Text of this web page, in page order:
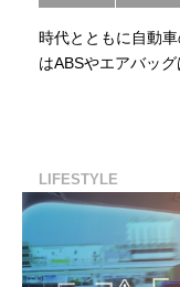
時代とともに自動
はABSやエアバッ
LIFESTYLE